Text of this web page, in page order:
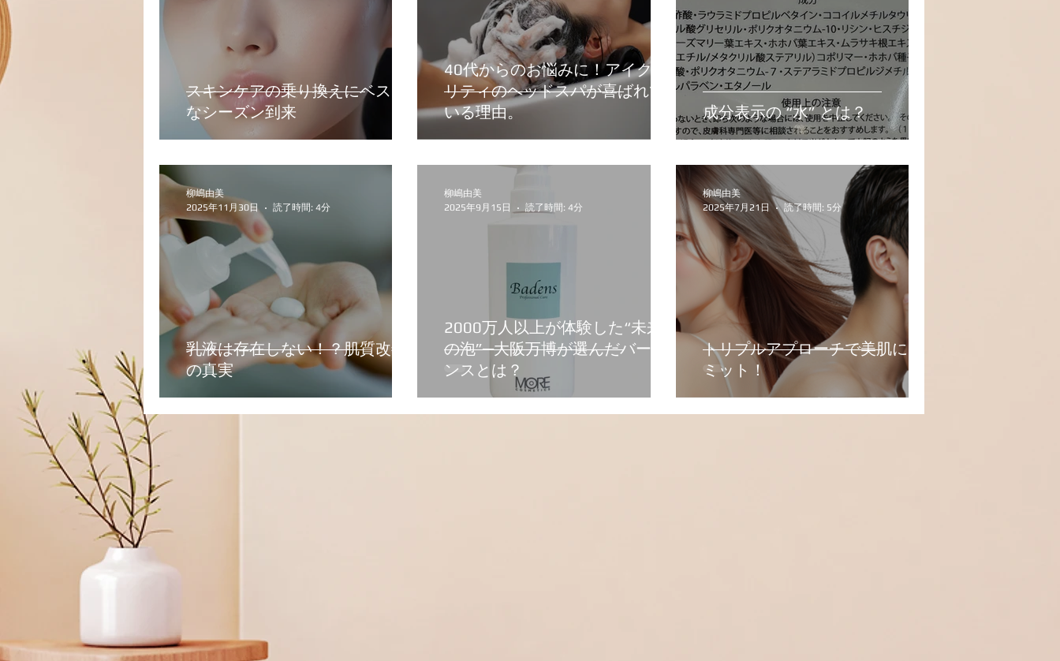
スキンケアの乗り換えにベスト
なシーズン到来
40代からのお悩みに！アイクラ
リティのヘッドスパが喜ばれて
いる理由。
成分表示の “水” とは？
乳液は存在しない！？肌質改善
の真実
柳嶋由美
2025年11月30日
読了時間: 4分
2000万人以上が体験した“未来
の泡”─大阪万博が選んだバーデ
ンスとは？
柳嶋由美
2025年9月15日
読了時間: 4分
トリプルアプローチで美肌にコ
ミット！
柳嶋由美
2025年7月21日
読了時間: 5分